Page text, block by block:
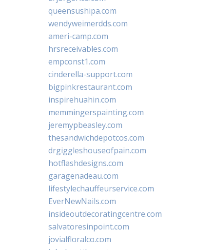
queensushipa.com
wendyweimerdds.com
ameri-camp.com
hrsreceivables.com
empconst1.com
cinderella-support.com
bigpinkrestaurant.com
inspirehuahin.com
memmingerspainting.com
jeremypbeasley.com
thesandwichdepotcos.com
drgiggleshouseofpain.com
hotflashdesigns.com
garagenadeau.com
lifestylechauffeurservice.com
EverNewNails.com
insideoutdecoratingcentre.com
salvatoresinpoint.com
jovialfloralco.com